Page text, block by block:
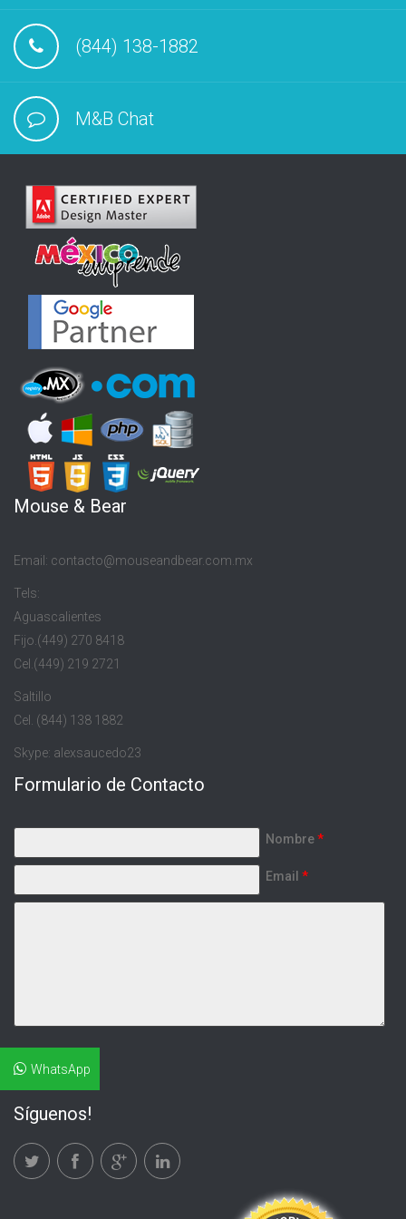
(844) 138-1882
M&B Chat
Mouse & Bear
Email: contacto@mouseandbear.com.mx
Tels:
Aguascalientes
Fijo.(449) 270 8418
Cel.(449) 219 2721
Saltillo
Cel. (844) 138 1882
Skype: alexsaucedo23
Formulario de Contacto
Nombre*
Email *
Síguenos!
WhatsApp